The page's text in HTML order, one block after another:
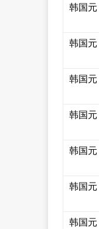
韩国元
韩国元
韩国元
韩国元
韩国元
韩国元
韩国元